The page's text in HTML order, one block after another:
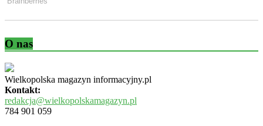
O nas
Wielkopolska magazyn informacyjny.pl
Kontakt:
redakcja@wielkopolskamagazyn.pl
784 901 059